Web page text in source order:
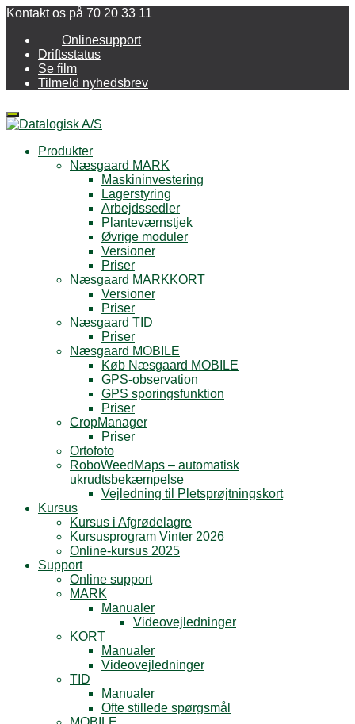
Kontakt os på 70 20 33 11
Onlinesupport
Driftsstatus
Se film
Tilmeld nyhedsbrev
Menu
Produkter
Næsgaard MARK
Maskininvestering
Lagerstyring
Arbejdssedler
Planteværnstjek
Øvrige moduler
Versioner
Priser
Næsgaard MARKKORT
Versioner
Priser
Næsgaard TID
Priser
Næsgaard MOBILE
Køb Næsgaard MOBILE
GPS-observation
GPS sporingsfunktion
Priser
CropManager
Priser
Ortofoto
RoboWeedMaps – automatisk
ukrudtsbekæmpelse
Vejledning til Pletsprøjtningskort
Kursus
Kursus i Afgrødelagre
Kursusprogram Vinter 2026
Online-kursus 2025
Support
Online support
MARK
Manualer
Videovejledninger
KORT
Manualer
Videovejledninger
TID
Manualer
Ofte stillede spørgsmål